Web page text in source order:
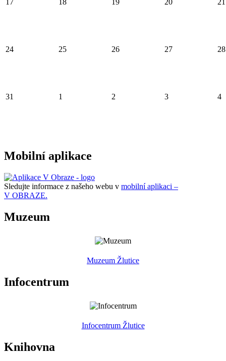
17 18 19 20 21
24 25 26 27 28
31 1 2 3 4
Mobilní aplikace
Sledujte informace z našeho webu v mobilní aplikaci –
V OBRAZE.
Muzeum
Muzeum Žlutice
Infocentrum
Infocentrum Žlutice
Knihovna